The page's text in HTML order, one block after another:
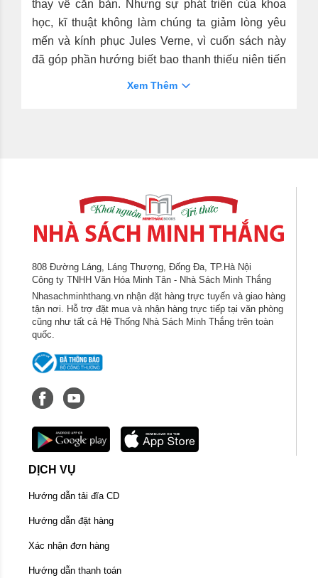
thay về căn bản. Nhưng sự phát triển của khoa
học, kĩ thuật không làm chúng ta giảm lòng yêu
mến và kính phục Jules Verne, vì cuốn sách này
đã góp phần hướng biết bao thanh thiếu niên tiến
tuệ con người, là chất thơ của việc chinh phục
thiên nhiên nhằm phục vụ lợi ích của những
người lao động.
sắc đưa các bạn nhỏ cùng bước lên con tàu
Nautilus để đi vào thế giới kì diệu dưới đáy biển.
Xem Thêm
808 Đường Láng, Láng Thượng, Đống Đa, TP.Hà Nội
Công ty TNHH Văn Hóa Minh Tân - Nhà Sách Minh Thắng
Nhasachminhthang.vn nhận đặt hàng trực tuyến và giao hàng
tận nơi. Hỗ trợ đặt mua và nhận hàng trực tiếp tại văn phòng
cũng như tất cả Hệ Thống Nhà Sách Minh Thắng trên toàn
quốc.
DỊCH VỤ
Hướng dẫn tải đĩa CD
Hướng dẫn đặt hàng
Xác nhận đơn hàng
Hướng dẫn thanh toán